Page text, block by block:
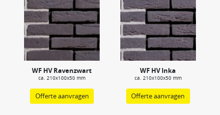
WF HV Ravenzwart
ca. 210x100x50 mm
Offerte aanvragen
WF HV Inka
ca. 210x100x50 mm
Offerte aanvragen